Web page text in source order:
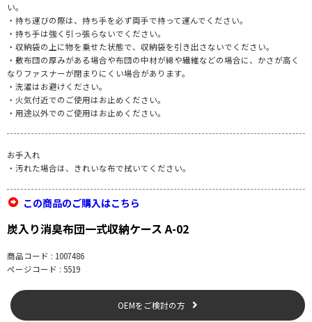
い。
・持ち運びの際は、持ち手を必ず両手で持って運んでください。
・持ち手は強く引っ張らないでください。
・収納袋の上に物を乗せた状態で、収納袋を引き出さないでください。
・敷布団の厚みがある場合や布団の中材が綿や繊維などの場合に、かさが高く
なりファスナーが閉まりにくい場合があります。
・洗濯はお避けください。
・火気付近でのご使用はお止めください。
・用途以外でのご使用はお止めください。
お手入れ
・汚れた場合は、きれいな布で拭いてください。
この商品のご購入はこちら
炭入り消臭布団一式収納ケース A-02
商品コード : 1007486
ページコード : 5519
OEMをご検討の方